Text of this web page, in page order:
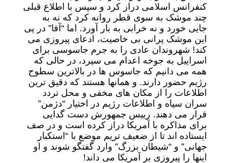
کنفرانس اسلامی دراز کرد و سپس با اطلاع قبلی
چند موشک به سوی قطر روانه کرد که نه به
جایی خورد و نه خرابی به بار آورد. اما “آقا” در پی
این موشک پرانی بی خاصیت، ادعای پیروزی می
کند! شهروندان عادی را به جرم جاسوسی برای
اسراییل به جوخه اعدام می سپرد، در حالی که
همه می دانیم که جاسوس ها در بالاترین سطوح
رژیم حضور دارند. و همانها هستند که دقیق ترین
اطلاعات را از مکان های مخفی و محل تردد
سران سپاه و اطلاعات رژیم در اختیار “دژمن”
قرار می دهند. رییس جمهورش دست گدایی
برای مذاکره با آمریکا دراز کرده است و در صف
ایستاده اند تا از ضعیف تریم موضع با “استکبار
جهانی” و “شیطان بزرگ” وارد گفتگو شوند و او
اینها را پیروزی بر آمریکا می داند!